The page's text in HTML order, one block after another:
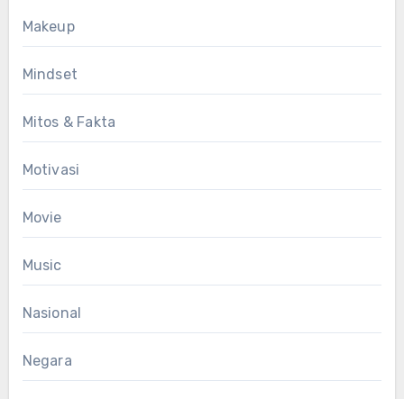
Makeup
Mindset
Mitos & Fakta
Motivasi
Movie
Music
Nasional
Negara